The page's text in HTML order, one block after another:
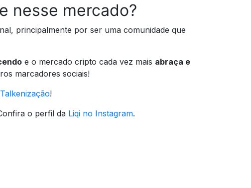
nesse mercado?
principalmente por ser uma comunidade que
e o mercado cripto cada vez mais abraça e
marcadores sociais!
!
o perfil da Liqi no Instagram.